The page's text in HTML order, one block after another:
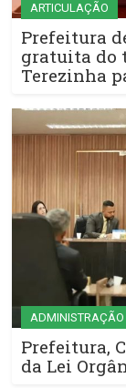
ARTICULAÇÃO
Prefeitura
gratuita do
Terezinha
ADMINISTRAÇÃO
Prefeitura,
da Lei